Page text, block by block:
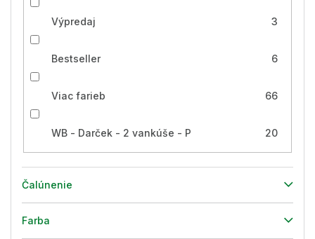
Výpredaj 3
Bestseller 6
Viac farieb 66
WB - Darček - 2 vankúše - P 20
Čalúnenie
Farba